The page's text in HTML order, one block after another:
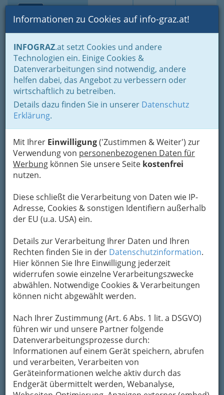
Suche Login Toggle
Informationen zu Cookies auf info-graz.at!
INFOGRAZ.at setzt Cookies und andere
Technologien ein. Einige Cookies &
Datenverarbeitungen sind notwendig, andere
helfen dabei, das Angebot zu verbessern oder
wirtschaftlich zu betreiben.
Details dazu finden Sie in unserer Datenschutz
Erklärung.
Mit Ihrer Einwilligung('Zustimmen & Weiter') zur
Verwendung von personenbezogenen Daten für
Werbung können Sie unsere Seite kostenfrei
nutzen.
Diese schließt die Verarbeitung von Daten wie IP-
Adresse, Cookies & sonstigen Identifiern außerhalb
der EU (u.a. USA) ein.
Details zur Verarbeitung Ihrer Daten und Ihren
Rechten finden Sie in der Datenschutzinformation.
Hier können Sie Ihre Einwilligung jederzeit
widerrufen sowie einzelne Verarbeitungszwecke
abwählen. Notwendige Cookies & Verarbeitungen
können nicht abgewählt werden.
Nach Ihrer Zustimmung (Art. 6 Abs. 1 lit. a DSGVO)
führen wir und unsere Partner folgende
Datenverarbeitungsprozesse durch:
Informationen auf einem Gerät speichern, abrufen
und verarbeiten, Verarbeiten von
Geräteinformationen welche aktiv durch das
Endgerät übermittelt werden, Webanalyse,
Home
Fotos
Jänner bis Dezember - nach Monaten und Halbjahren gruppiert
Erstes Halbjahr 2017
Sabine Gruber - eine Lesung
in Bildern
Sabine Gruber im Kunsthaus Weiz – eine Lesung in Bildern -
001
Vergrößern
Previous Next
Sabine Gruber im Kunsthaus
Weiz
eine Lesung in Bildern
Fotos von einer Lesung – hier „Daldossi oder
das Leben des Augenblicks“ – sind immer